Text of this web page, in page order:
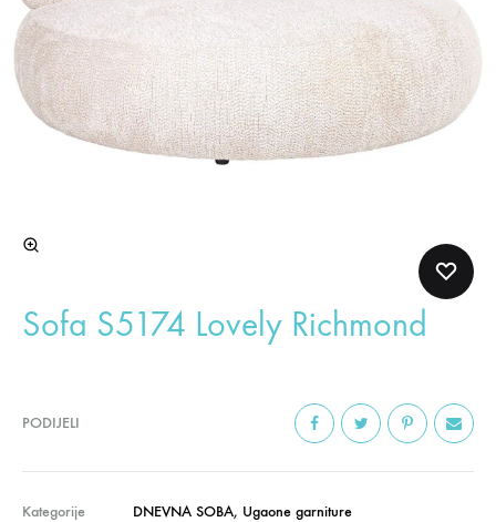
Sofa S5174 Lovely Richmond
PODIJELI
Kategorije DNEVNA SOBA, Ugaone garniture